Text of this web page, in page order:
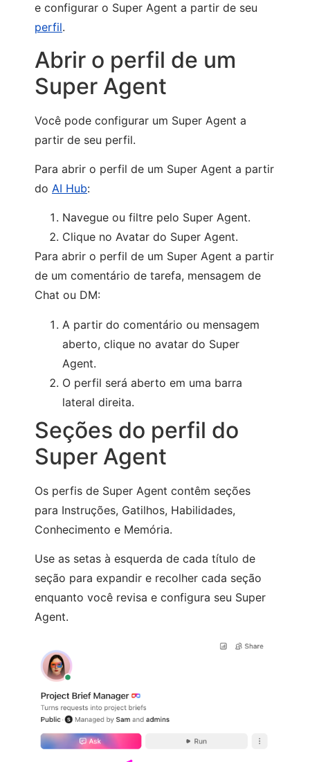
e configurar o Super Agent a partir de seu
perfil.
Abrir o perfil de um
Super Agent
Você pode configurar um Super Agent a
partir de seu perfil.
Para abrir o perfil de um Super Agent a partir
do AI Hub:
Navegue ou filtre pelo Super Agent.
Clique no Avatar do Super Agent.
Para abrir o perfil de um Super Agent a partir
de um comentário de tarefa, mensagem de
Chat ou DM:
A partir do comentário ou mensagem
aberto, clique no avatar do Super
Agent.
O perfil será aberto em uma barra
lateral direita.
Seções do perfil do
Super Agent
Os perfis de Super Agent contêm seções
para Instruções, Gatilhos, Habilidades,
Conhecimento e Memória.
Use as setas à esquerda de cada título de
seção para expandir e recolher cada seção
enquanto você revisa e configura seu Super
Agent.